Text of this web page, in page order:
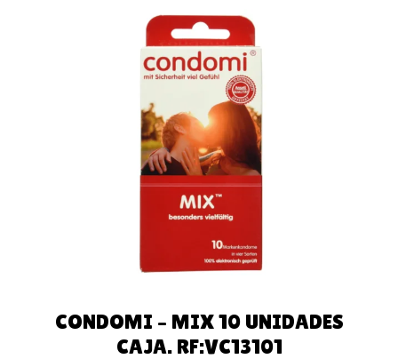
LEER MÁS
CONDOMI – MIX 10 UNIDADES
CAJA. RF:VC13101